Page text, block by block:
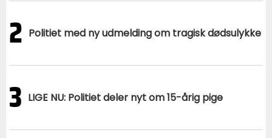
2 Politiet med ny udmelding om tragisk dødsulykke
3 LIGE NU: Politiet deler nyt om 15-årig pige